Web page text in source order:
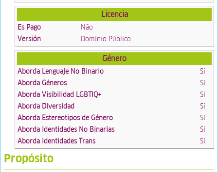
Licencia
Es Pago
Não
Versión
Domínio Público
Género
Aborda Lenguaje No Binario
Sí
Aborda Géneros
Sí
Aborda Visibilidad LGBTIQ+
Sí
Aborda Diversidad
Sí
Aborda Estereotipos de Género
Sí
Aborda Identidades No Binarias
Sí
Aborda Identidades Trans
Sí
Propósito